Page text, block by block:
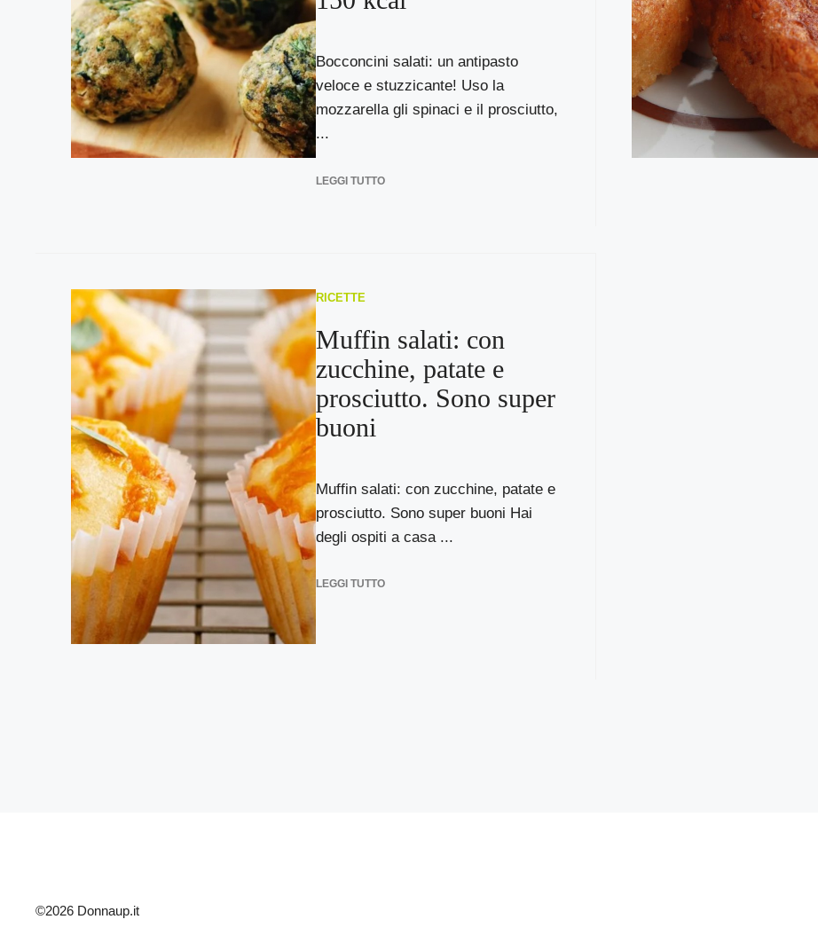
Bocconcini salati: un antipasto
veloce e stuzzicante! Uso la
mozzarella gli spinaci e il prosciutto,
...
LEGGI TUTTO
RICETTE
Muffin salati: con
zucchine, patate e
prosciutto. Sono super
buoni
Muffin salati: con zucchine, patate e
prosciutto. Sono super buoni Hai
degli ospiti a casa ...
LEGGI TUTTO
©2026 Donnaup.it